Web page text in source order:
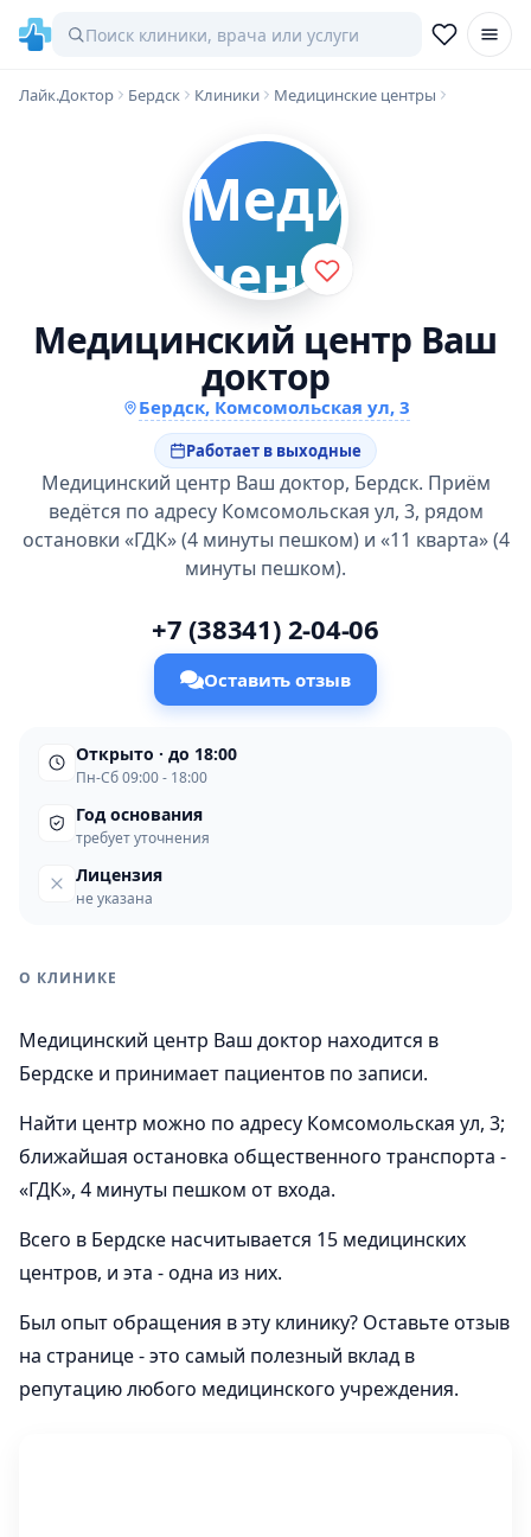
Лайк.Доктор Бердск Клиники Медицинские центры
Медицинский центр Ваш
доктор
Бердск, Комсомольская ул, 3
Работает в выходные
Медицинский центр Ваш доктор, Бердск. Приём
ведётся по адресу Комсомольская ул, 3, рядом
остановки «ГДК» (4 минуты пешком) и «11 кварта» (4
минуты пешком).
+7 (38341) 2-04-06
Оставить отзыв
Открыто · до 18:00
Пн-Сб 09:00 - 18:00
Год основания
требует уточнения
Лицензия
не указана
О КЛИНИКЕ
Медицинский центр Ваш доктор находится в
Бердске и принимает пациентов по записи.
Найти центр можно по адресу Комсомольская ул, 3;
ближайшая остановка общественного транспорта -
«ГДК», 4 минуты пешком от входа.
Всего в Бердске насчитывается 15 медицинских
центров, и эта - одна из них.
Был опыт обращения в эту клинику? Оставьте отзыв
на странице - это самый полезный вклад в
репутацию любого медицинского учреждения.